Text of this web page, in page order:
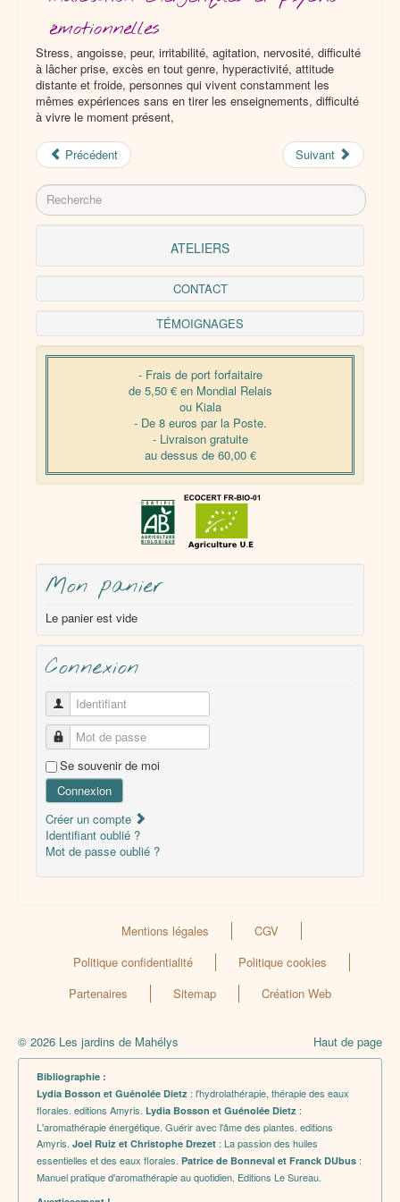
PRODUITS PERSONNALISÉS
émotionnelles
Stress, angoisse, peur, irritabilité, agitation, nervosité, difficulté
à lâcher prise, excès en tout genre, hyperactivité, attitude
distante et froide, personnes qui vivent constamment les
mêmes expériences sans en tirer les enseignements, difficulté
à vivre le moment présent,
Précédent Suivant
Rechercher
ATELIERS
CONTACT
TÉMOIGNAGES
- Frais de port forfaitaire
de 5,50 € en Mondial Relais
ou Kiala
- De 8 euros par la Poste.
- Livraison gratuite
au dessus de 60,00 €
Mon panier
Le panier est vide
Connexion
Identifiant
Mot de passe
Se souvenir de moi
Connexion
Créer un compte
Identifiant oublié ?
Mot de passe oublié ?
Mentions légales
CGV
Politique confidentialité
Politique cookies
Partenaires
Sitemap Création Web
Haut de page
© 2026 Les jardins de Mahélys
Bibliographie :
Lydia Bosson et Guénolée Dietz : l'hydrolathérapie, thérapie des eaux
florales. editions Amyris. Lydia Bosson et Guénolée Dietz :
L'aromathérapie énergétique. Guérir avec l'âme des plantes. editions
Amyris. Joel Ruiz et Christophe Drezet : La passion des huiles
essentielles et des eaux florales. Patrice de Bonneval et Franck DUbus :
Manuel pratique d'aromathérapie au quotidien. Editions Le Sureau.